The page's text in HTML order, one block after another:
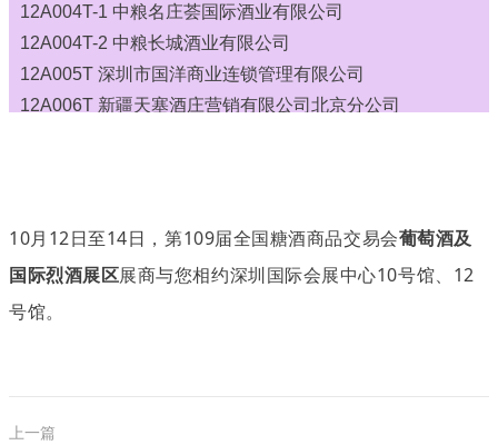
10B025T-2 广东胜马酒业有限公司
10B027T-1 大连连航国际贸易有限公司
10B027T-2 欧隆汇国际酒业
10B028T 奥达辉（厦门）酒业有限公司
10C021T 贵都国际贸易上海有限公司
10C022T 栖霞市奥威酒业有限公司
10C024T-1 德国葡萄酒联盟（中国）有限公司
10C029T 烟台吉斯波尔酿酒有限公司
12A004T-1 中粮名庄荟国际酒业有限公司
12A004T-2 中粮长城酒业有限公司
12A005T 深圳市国洋商业连锁管理有限公司
12A006T 新疆天塞酒庄营销有限公司北京分公司
12B009T-A 宁波丽人轩进出口有限公司
12B015T 意大利*馆
10月12日至14日，第109届全国糖酒商品交易会葡萄酒及
国际烈酒展区展商与您相约深圳国际会展中心10号馆、12
号馆。
上一篇